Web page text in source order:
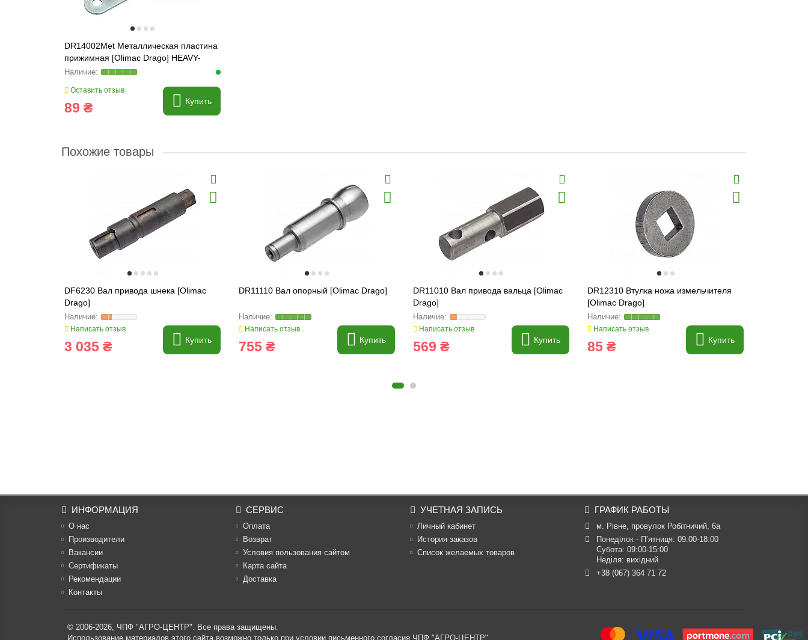
DR14002Met Металлическая пластина
прижимная [Olimac Drago] HEAVY-
PARTS ORIGINAL
Оставить отзыв
89 ₴ Купить
Похожие товары
DF6230 Вал привода шнека [Olimac
Drago]
Написать отзыв
3 035 ₴ Купить
DR11110 Вал опорный [Olimac Drago]
Написать отзыв
755 ₴ Купить
DR11010 Вал привода вальца [Olimac
Drago]
Написать отзыв
569 ₴ Купить
DR12310 Втулка ножа измельчителя
[Olimac Drago]
Написать отзыв
85 ₴ Купить
ИНФОРМАЦИЯ
О нас
Производители
Вакансии
Cертификаты
Рекомендации
Контакты
СЕРВИС
Оплата
Возврат
Условия пользования сайтом
Карта сайта
Доставка
УЧЕТНАЯ ЗАПИСЬ
Личный кабинет
История заказов
Список желаемых товаров
ГРАФИК РАБОТЫ
м. Рівне, провулок Робітничий, 6а
Понеділок - П’ятниця: 09:00-18:00
Субота: 09:00-15:00
Неділя: вихідний
+38 (067) 364 71 72
© 2006-2026, ЧПФ "АГРО-ЦЕНТР". Все права защищены.
Использование материалов этого сайта возможно только при условии письменного согласия ЧПФ "АГРО-ЦЕНТР"